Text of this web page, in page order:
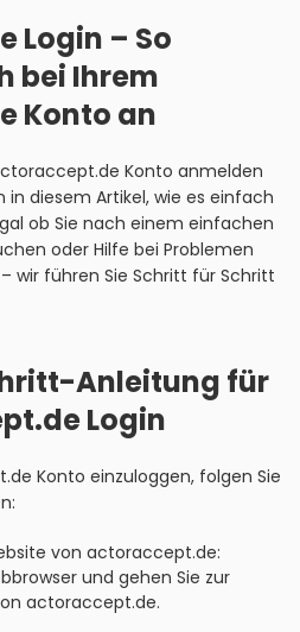
Login – So
bei Ihrem
Konto an
Konto anmelden
diesem Artikel, wie es einfach
ob Sie nach einem einfachen
oder Hilfe bei Problemen
wir führen Sie Schritt für Schritt
Anleitung für
Login
Konto einzuloggen, folgen Sie
von actoraccept.de:
und gehen Sie zur
actoraccept.de.